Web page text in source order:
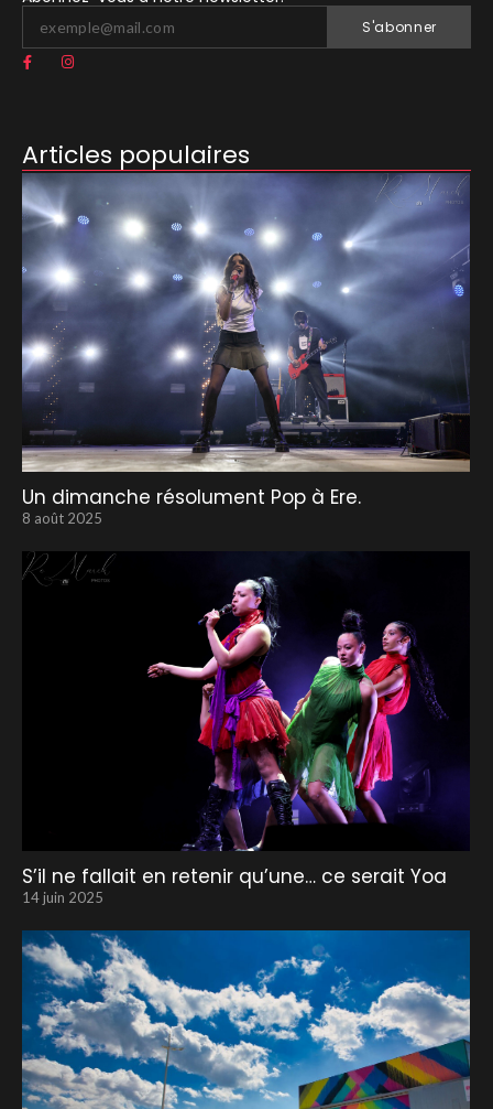
S'abonner
Articles populaires
Un dimanche résolument Pop à Ere.
8 août 2025
S’il ne fallait en retenir qu’une… ce serait Yoa
14 juin 2025